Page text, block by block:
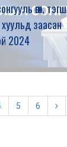
өгөх, тэгш
заасан
2024
5 6